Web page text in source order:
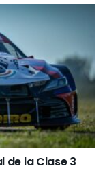
de la Clase 3